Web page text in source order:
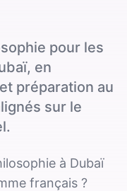
pour les
en
préparation au
sur le
à Dubaï
français ?